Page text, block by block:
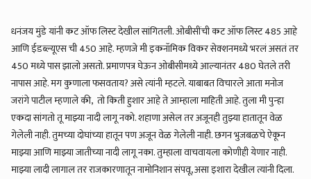
धनंजय मुंडे यांनी कट ऑफ लिस्ट देखील सांगितली. ओबीसींची कट ऑफ लिस्ट 485 आहे
आणि ईडब्ल्यूएस ची 450 आहे. म्हणजे मी इकनॉमिक विकर सेक्शनमध्ये भरलं असतं तर
450 मध्ये पास झालो असतो. प्रमाणपत्र घेऊन ओबीसीमध्ये आल्यानंतर 480 घेतले तरी
नापास आहे. मग कुणाला फसवताय? असे त्यांनी म्हटले. याबाबत विचारले आता मनोज
जरांगे पाटील म्हणाले की, तो किती हुशार आहे ते आम्हाला माहिती आहे. तुला मी पुन्हा
एकदा सांगतो तू माझ्या नादी लागू नको. शहाणा असेल तर अजूनही तुझ्या हातातून वेळ
गेलेली नाही. तुमच्या दोघांच्या हातून पण अजून वेळ गेलेली नाही. छगन भुजबळचे ऐकून
माझ्या आणि माझ्या जातीच्या नादी लागू नका. तुम्हाला वाचवायला कोणीही येणार नाही.
माझ्या लादी लागाल तर राजकारणातून नामोनिशान संपवू, असा इशारा देखील त्यांनी दिला.